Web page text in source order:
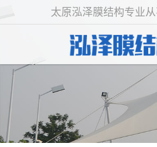
太原泓泽膜结构专业